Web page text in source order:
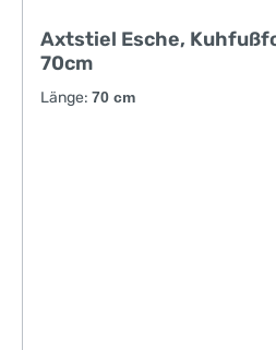
Axtstiel Esche,
70cm
Länge: 70 cm